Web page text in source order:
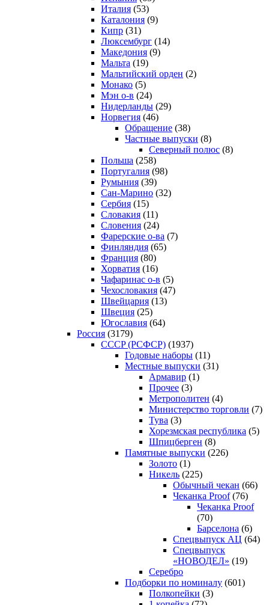
Италия (53)
Каталония (9)
Кипр (31)
Люксембург (14)
Македония (9)
Мальта (19)
Мальтийский орден (2)
Монако (5)
Мэн о-в (24)
Нидерланды (29)
Норвегия (46)
Обращение (38)
Частные выпуски (8)
Северный полюс (8)
Польша (258)
Португалия (98)
Румыния (39)
Сан-Марино (32)
Сербия (15)
Словакия (11)
Словения (24)
Фарерские о-ва (7)
Финляндия (65)
Франция (80)
Хорватия (16)
Чафаринас о-в (5)
Чехословакия (47)
Швейцария (13)
Швеция (25)
Югославия (64)
Россия (3179)
CCCP (РСФСР) (1937)
Годовые наборы (11)
Местные выпуски (31)
Армавир (1)
Прочее (3)
Метрополитен (4)
Министерство торговли (7)
Тува (3)
Хорезмская республика (5)
Шпицберген (8)
Памятные выпуски (226)
Золото (1)
Никель (225)
Обычный чекан (66)
Чеканка Proof(76)
Чеканка Proof
(70)
Барселона (6)
Спецвыпуск АЦ (64)
Спецвыпуск
«НОВОДЕЛ» (19)
Серебро
Подборки по номиналу (601)
Полкопейки (3)